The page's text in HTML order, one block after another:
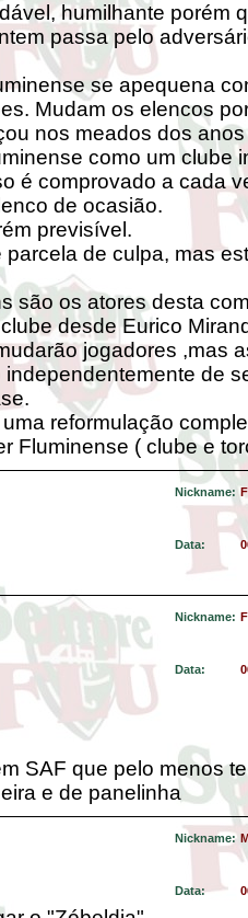
humilhante porém
passa pelo
se apequena
Mudam os elencos
nos meados dos
como um clube
é comprovado a cada
de ocasião.
previsível.
de culpa, mas
são os atores desta
desde Eurico
jogadores ,mas
de
reformulação
Fluminense ( clube e
Nickname:
Data:
Nickname:
Data:
SAF que pelo menos
e de panelinha
Nickname:
Data: